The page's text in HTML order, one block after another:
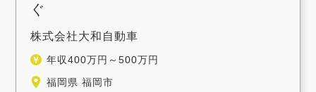
ぐ
株式会社大和自動車
年収400万円～500万円
福岡県 福岡市